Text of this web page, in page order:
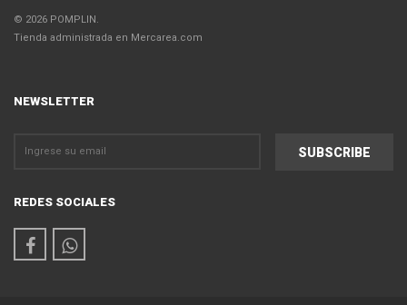
© 2026 POMPLIN.
Tienda administrada en Mercarea.com
NEWSLETTER
REDES SOCIALES